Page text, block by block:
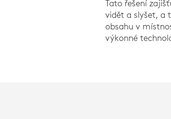
Tato řešení
vidět a slyšet, a
obsahu v
výkonné